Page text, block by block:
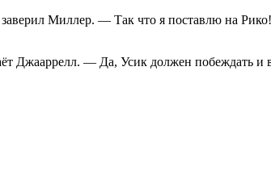
Миллер. — Так что я поставлю на
Джааррелл. — Да, Усик должен побеждать и